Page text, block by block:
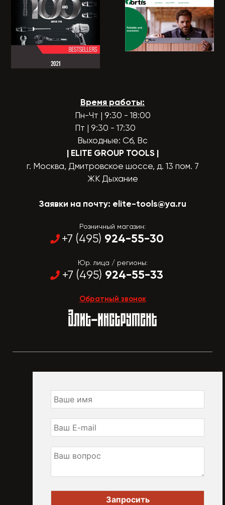
Время работы:
Пн-Чт | 9:30 - 18:00
Пт | 9:30 - 17:30
Выходные: Сб, Вс
| ELITE GROUP TOOLS |
г. Москва, Дмитровское шоссе, д. 13 пом. 7
ЖК Дыхание
Заявки на почту: elite-tools@ya.ru
Розничный магазин:
+7 (495) 924-55-30
Юр. лица / регионы:
+7 (495) 924-55-33
Обратный звонок